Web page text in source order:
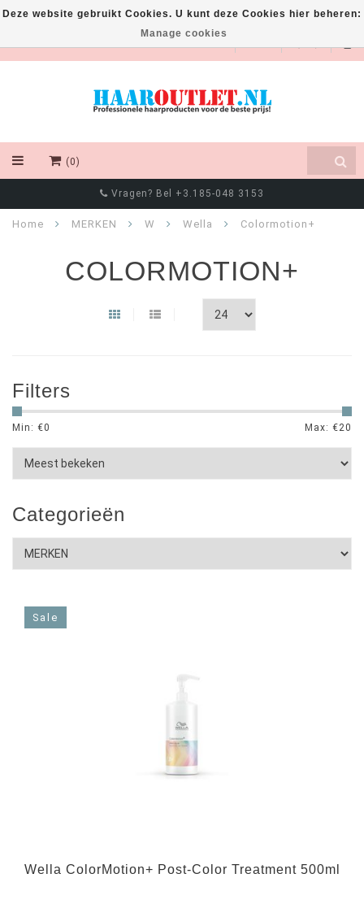
EUR
(0)
Vragen? Bel +3.185-048 3153
Home MERKEN W Wella Colormotion+
COLORMOTION+
Filters
Min: €0 Max: €20
Categorieën
Sale
Wella ColorMotion+ Post-Color Treatment 500ml
Deze website gebruikt Cookies. U kunt deze Cookies hier beheren:
Manage cookies